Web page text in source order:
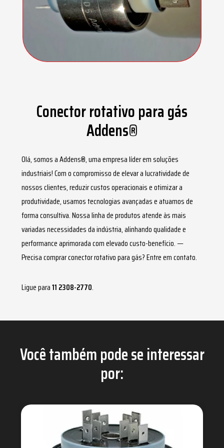
Conector rotativo para gás
Addens®
Olá, somos a Addens®, uma empresa líder em soluções
industriais! Com o compromisso de elevar a lucratividade de
nossos clientes, reduzir custos operacionais e otimizar a
produtividade, usamos tecnologias avançadas e atuamos de
forma consultiva. Nossa linha de produtos atende às mais
variadas necessidades da indústria, alinhando qualidade e
performance aprimorada com elevado custo-benefício. —
Precisa comprarconector rotativo para gás? Entre em contato.
Ligue para11 2308-2770.
Você também pode se interessar
por: